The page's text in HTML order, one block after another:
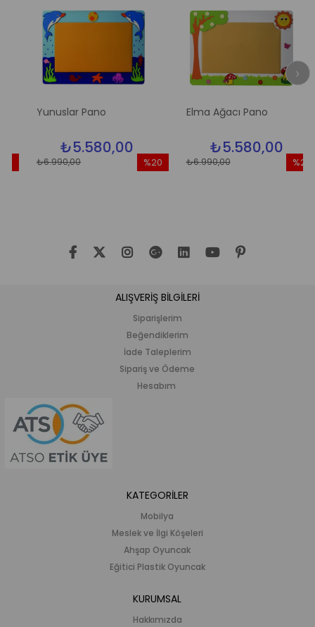
Yunuslar Pano
₺5.580,00
₺6.990,00
%20
Elma Ağacı Pano
₺5.580,00
₺6.990,00
%20
ALIŞVERİŞ BİLGİLERİ
Siparişlerim
Beğendiklerim
İade Taleplerim
Sipariş ve Ödeme
Hesabım
KATEGORİLER
Mobilya
Meslek ve İlgi Köşeleri
Ahşap Oyuncak
Eğitici Plastik Oyuncak
KURUMSAL
Hakkımızda